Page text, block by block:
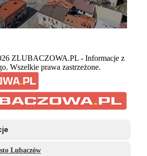
ZLUBACZOWA.PL - Informacje z
Wszelkie prawa zastrzeżone.
Lubaczów